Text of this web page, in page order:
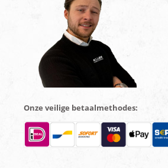
Onze veilige betaalmethodes: